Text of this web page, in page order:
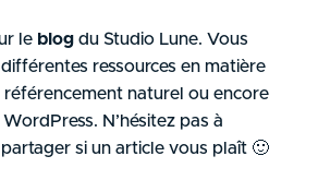
le blogdu Studio Lune. Vous
ressources en matière
référencement naturel ou encore
N’hésitez pas à
si un article vous plaît 🙂